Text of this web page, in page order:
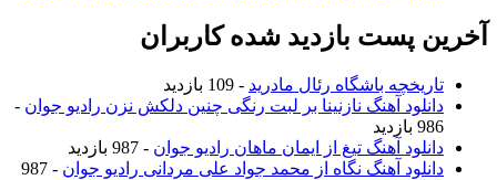
پست بازدید شده کاربران
باشگاه رئال مادرید- 109 بازدید
آهنگ نازنینا بر لبت رنگی چنین دلکش نزن رادیو جوان -
آهنگ تیغ از ایمان ماهان رادیو جوان - 987 بازدید
آهنگ نگاه از محمد جواد علی مردانی رادیو جوان
- 987